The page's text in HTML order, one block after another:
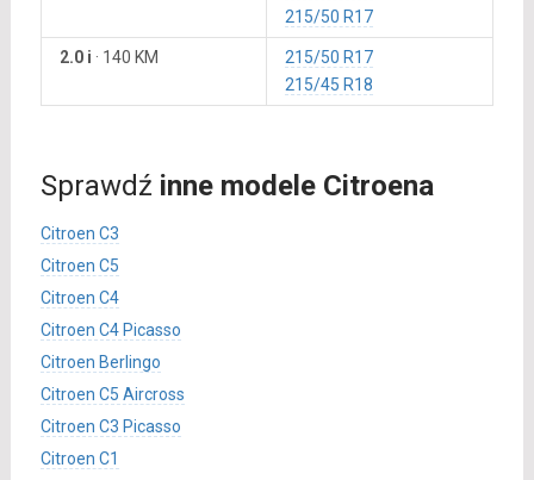
215/50 R17
2.0 i · 140 KM
215/50 R17
215/45 R18
Sprawdź inne modele Citroena
Citroen C3
Citroen C5
Citroen C4
Citroen C4 Picasso
Citroen Berlingo
Citroen C5 Aircross
Citroen C3 Picasso
Citroen C1